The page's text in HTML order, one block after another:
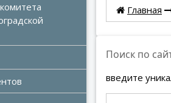
Главная
Поиск по
введите